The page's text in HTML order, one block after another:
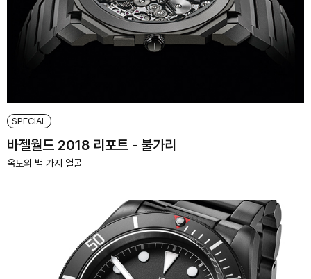
SPECIAL
바젤월드 2018 리포트 - 불가리
옥토의 백 가지 얼굴